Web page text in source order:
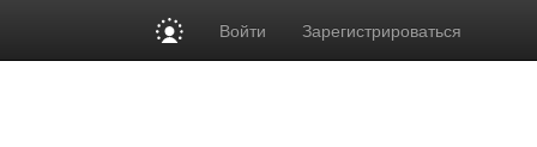
Войти Зарегистрироваться